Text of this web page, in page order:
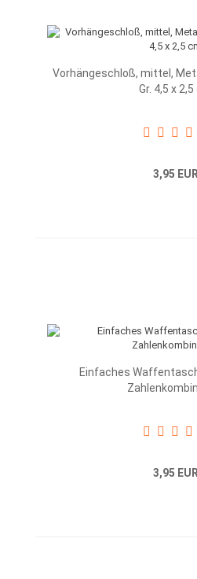
Vorhängeschloß, mittel,
Gr. 4,5 x
3,95 EUR
Einfaches
3,95 EUR